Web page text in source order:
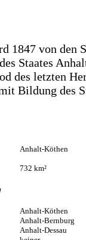
1847 von den
Staates
des letzten
Bildung des
Anhalt-Köthen
732 km²
Anhalt-Köthen
Anhalt-Bernburg
Anhalt-Dessau